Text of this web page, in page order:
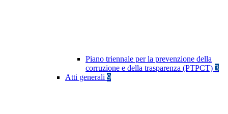
Piano triennale per la prevenzione della
corruzione e della trasparenza (PTPCT) 3
Atti generali 9